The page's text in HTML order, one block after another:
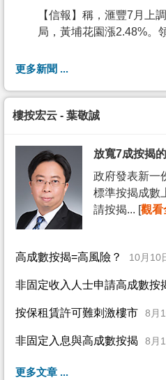
【信報】稱，滙豐7月上
局，黃埔花園漲2.48%。
更多新聞 ...
樓按宏云 - 葉敬誠
放寬7成按揭
政府發表新一
標準按揭成數
請按揭... [觀看
高成數按揭=高風險？ 10月10
非固定收入人士申請高成數按
按保租賃許可難刺激樓市 8月
非固定入息與高成數按揭 8月
更多文章 ...